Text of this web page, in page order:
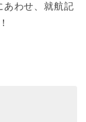
あわせ、就航記